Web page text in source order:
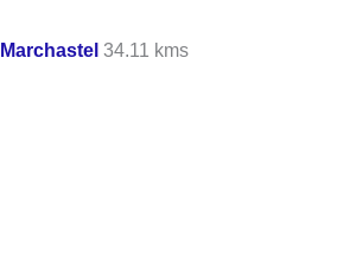
Marchastel 34.11 kms